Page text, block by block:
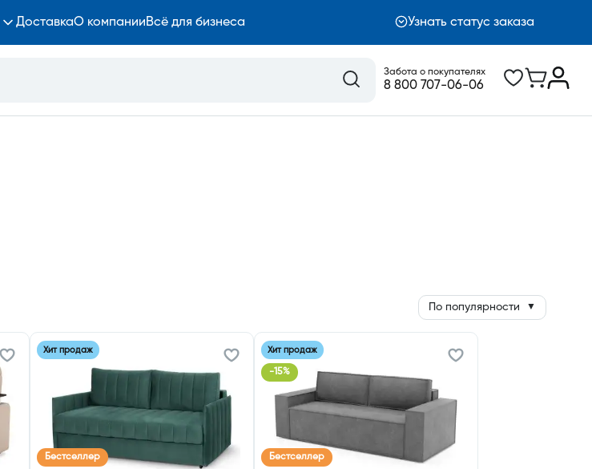
ДоставкаО компанииВсё для бизнеса Узнать статус заказа
Забота о покупателях
8 800 707-06-06
По популярности ▼
Хит продаж
Бестселлер
Хит продаж
-15%
Бестселлер